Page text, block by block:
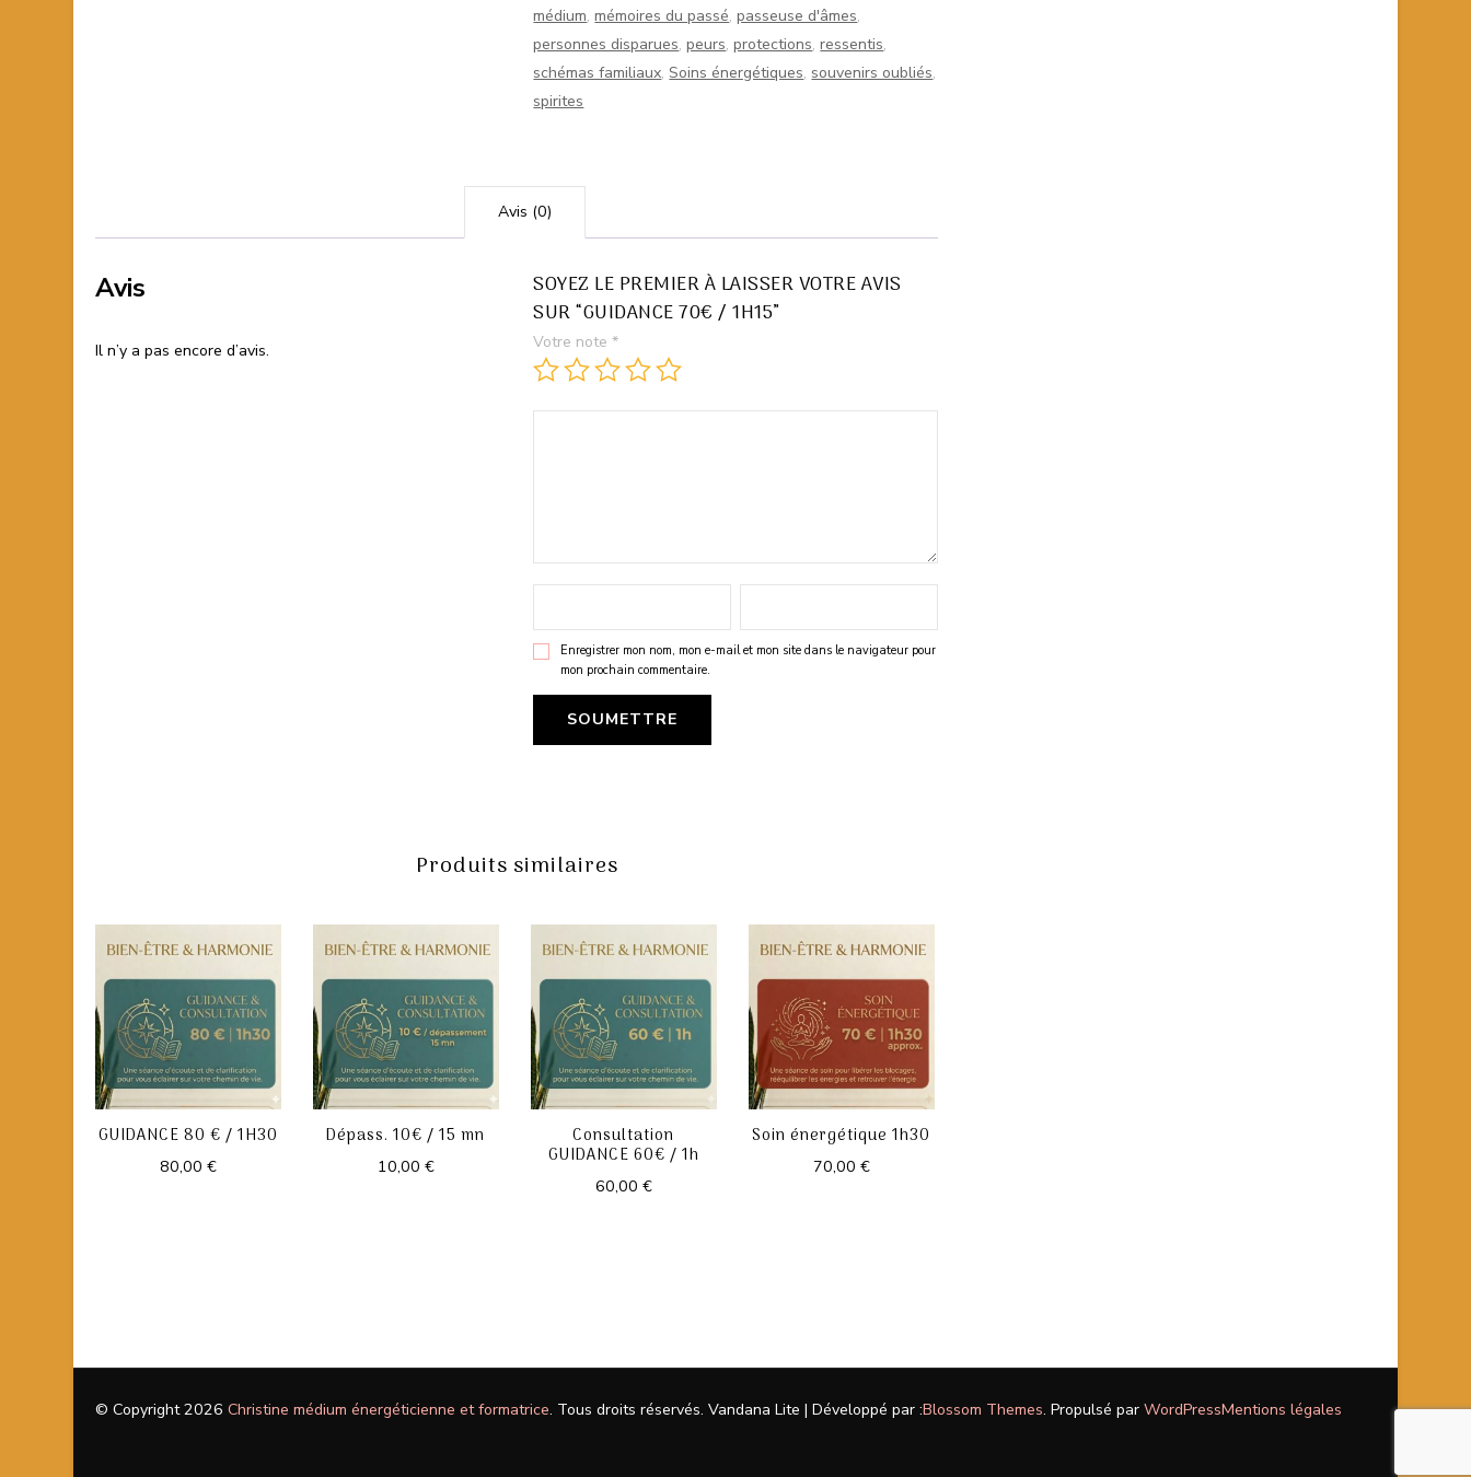
médium,mémoires du passé,passeuse d'âmes,
personnes disparues,peurs,protections,ressentis,
schémas familiaux,Soins énergétiques, souvenirs oubliés,
spirites
Avis (0)
Avis
Il n’y a pas encore d’avis.
SOYEZ LE PREMIER À LAISSER VOTRE AVIS
SUR “GUIDANCE 70€ / 1H15”
Votre note *
Enregistrer mon nom, mon e-mail et mon site dans le navigateur pour
mon prochain commentaire.
Produits similaires
GUIDANCE 80 € / 1H30
80,00 €
Dépass. 10€ / 15 mn
10,00 €
Consultation
GUIDANCE 60€ / 1h
60,00 €
Soin énergétique 1h30
70,00 €
© Copyright 2026 Christine médium énergéticienne et formatrice. Tous droits réservés. Vandana Lite | Développé par :Blossom Themes. Propulsé par WordPressMentions légales